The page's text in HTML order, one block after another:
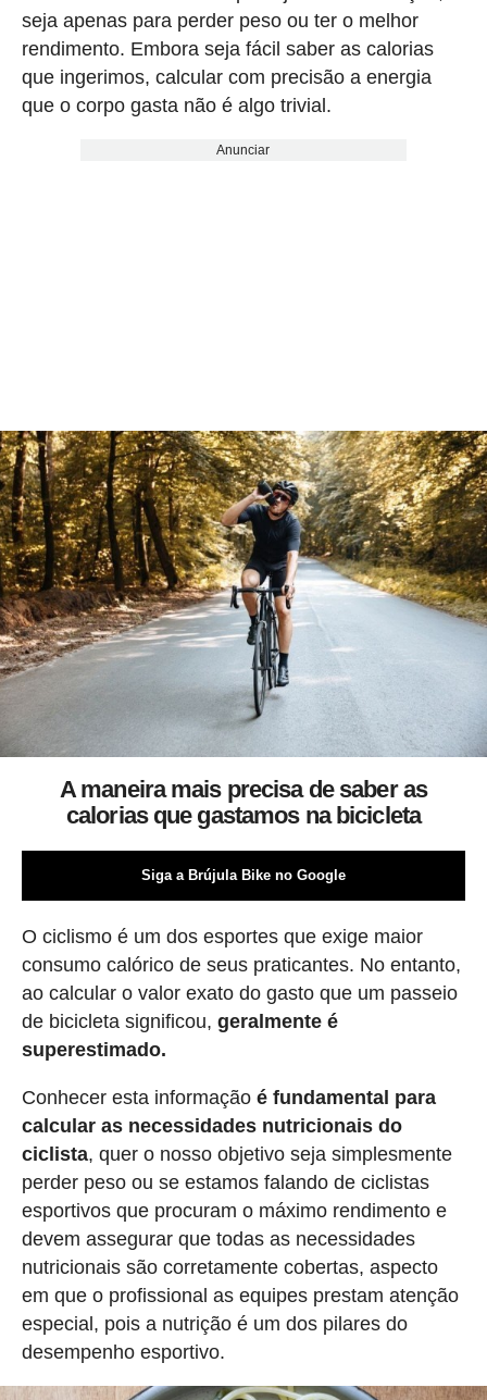
seja apenas para perder peso ou ter o melhor
rendimento. Embora seja fácil saber as calorias
que ingerimos, calcular com precisão a energia
que o corpo gasta não é algo trivial.
Anunciar
A maneira mais precisa de saber as
calorias que gastamos na bicicleta
Siga a Brújula Bike no Google
O ciclismo é um dos esportes que exige maior
consumo calórico de seus praticantes. No entanto,
ao calcular o valor exato do gasto que um passeio
de bicicleta significou, geralmente é
superestimado.
Conhecer esta informação é fundamental para
calcular as necessidades nutricionais do
ciclista, quer o nosso objetivo seja simplesmente
perder peso ou se estamos falando de ciclistas
esportivos que procuram o máximo rendimento e
devem assegurar que todas as necessidades
nutricionais são corretamente cobertas, aspecto
em que o profissional as equipes prestam atenção
especial, pois a nutrição é um dos pilares do
desempenho esportivo.